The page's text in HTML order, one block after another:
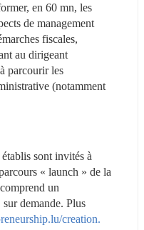
en 60 mn, les
de management
fiscales,
au dirigeant
parcourir les
(notamment
sont invités à
« launch » de la
un
demande. Plus
creation.